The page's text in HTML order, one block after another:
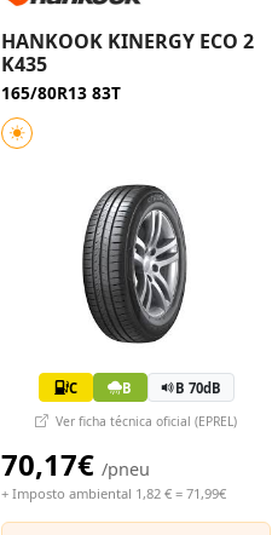
HANKOOK KINERGY ECO 2
K435
165/80R13 83T
C B B 70dB
Ver ficha técnica oficial (EPREL)
70,17€ /pneu
+ Imposto ambiental 1,82 € = 71,99€